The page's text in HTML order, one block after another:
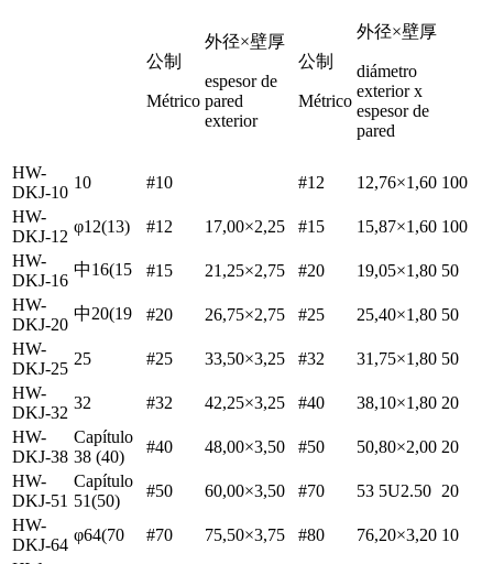
公制
Métrico
外径×壁厚
espesor de
pared
exterior
公制
Métrico
外径×壁厚
diámetro
exterior x
espesor de
pared
HW-
DKJ-10
10 #10 #12 12,76×1,60 100
HW-
DKJ-12
φ12(13) #12 17,00×2,25 #15 15,87×1,60 100
HW-
DKJ-16
中16(15 #15 21,25×2,75 #20 19,05×1,80 50
HW-
DKJ-20
中20(19 #20 26,75×2,75 #25 25,40×1,80 50
HW-
DKJ-25
25 #25 33,50×3,25 #32 31,75×1,80 50
HW-
DKJ-32
32 #32 42,25×3,25 #40 38,10×1,80 20
HW-
DKJ-38
Capítulo
38 (40)
#40 48,00×3,50 #50 50,80×2,00 20
HW-
DKJ-51
Capítulo
51(50)
#50 60,00×3,50 #70 53 5U2.50 20
HW-
DKJ-64
φ64(70 #70 75,50×3,75 #80 76,20×3,20 10